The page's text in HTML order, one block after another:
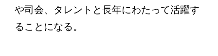
や司会、タレントと長年にわたって活躍す
ることになる。